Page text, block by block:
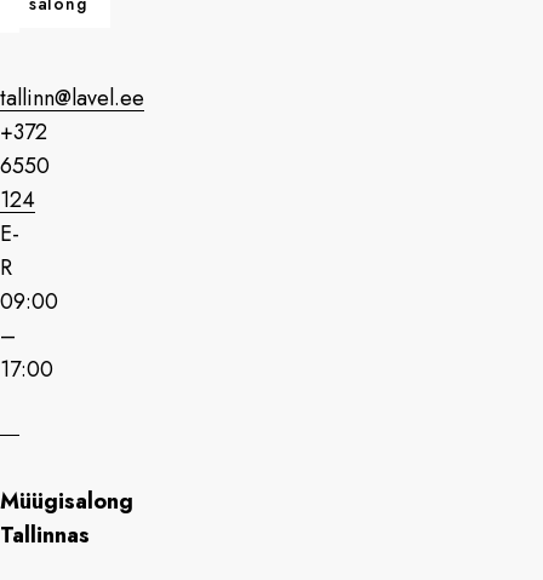
tallinn@lavel.ee
+372
6550
124
E-
R
09:00
–
17:00
Müügisalong
Tallinnas